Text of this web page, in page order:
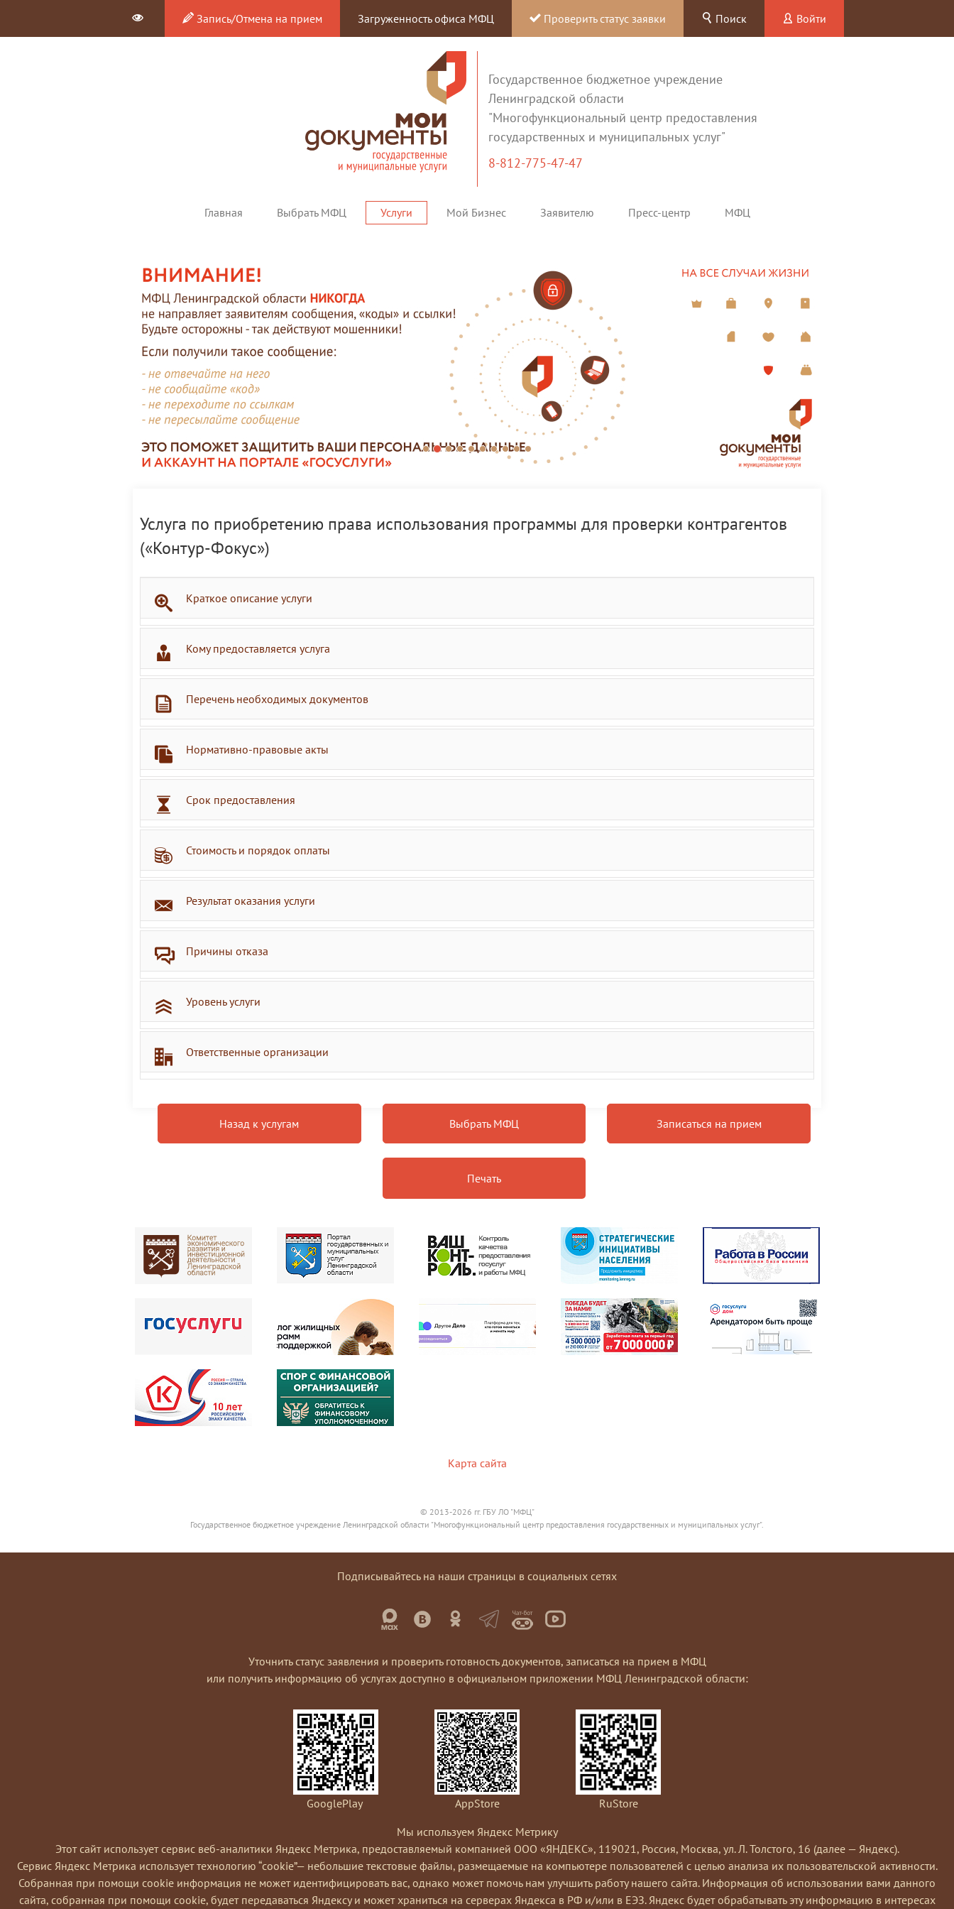
Запись/Отмена на прием Загруженность офиса МФЦ Проверить статус заявки Поиск Войти
Государственное бюджетное учреждение
Ленинградской области
"Многофункциональный центр предоставления
государственных и муниципальных услуг"
8-812-775-47-47
Главная Выбрать МФЦ Услуги Мой Бизнес Заявителю Пресс-центр МФЦ
Услуга по приобретению права использования программы для проверки контрагентов
(«Контур-Фокус»)
Краткое описание услуги
Кому предоставляется услуга
Перечень необходимых документов
Нормативно-правовые акты
Срок предоставления
Стоимость и порядок оплаты
Результат оказания услуги
Причины отказа
Уровень услуги
Ответственные организации
Назад к услугам Выбрать МФЦ Записаться на прием
Печать
Карта сайта
© 2013-2026 гг. ГБУ ЛО "МФЦ"
Государственное бюджетное учреждение Ленинградской области "Многофункциональный центр предоставления государственных и муниципальных услуг".
Подписывайтесь на наши страницы в социальных сетях
Уточнить статус заявления и проверить готовность документов, записаться на прием в МФЦ
или получить информацию об услугах доступно в официальном приложении МФЦ Ленинградской области:
GooglePlay AppStore
RuStore
Мы используем Яндекс Метрику
Этот сайт использует сервис веб-аналитики Яндекс Метрика, предоставляемый компанией ООО «ЯНДЕКС», 119021, Россия, Москва, ул. Л. Толстого, 16 (далее — Яндекс).
Сервис Яндекс Метрика использует технологию “cookie”— небольшие текстовые файлы, размещаемые на компьютере пользователей с целью анализа их пользовательской активности.
Coбранная при помощи cookie информация не может идентифицировать вас, однако может помочь нам улучшить работу нашего сайта. Информация об использовании вами данного
сайта, собранная при помощи cookie, будет передаваться Яндексу и может храниться на серверах Яндекса в РФ и/или в ЕЭЗ. Яндекс будет обрабатывать эту информацию в интересах